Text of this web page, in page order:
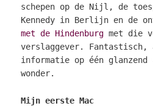
schepen op de Nijl, de
Kennedy in Berlijn en de
met de Hindenburg met die
verslaggever.
informatie op één
wonder.
Mijn eerste Mac